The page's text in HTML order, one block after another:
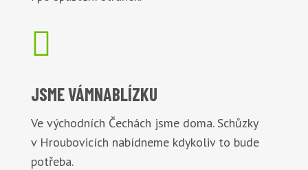

JSME VÁMNABLÍZKU
Ve východních Čechách jsme doma. Schůzky
v Hroubovicích nabídneme kdykoliv to bude
potřeba.